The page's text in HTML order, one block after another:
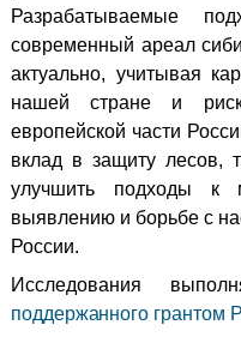
Разрабатываемые
современный ареал
актуально, учитывая
нашей стране и
европейской части
вклад в защиту лесов,
улучшить подходы к
выявлению и борьбе с
России.
Исследования
поддержанного грантом